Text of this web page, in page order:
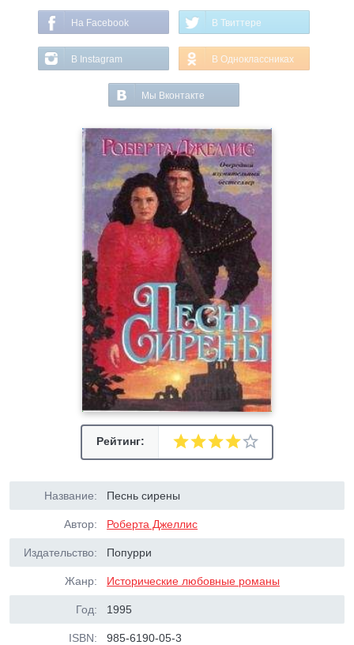
На Facebook В Твиттере
В Instagram В Одноклассниках
Мы Вконтакте
Рейтинг:
Название: Песнь сирены
Автор: Роберта Джеллис
Издательство: Попурри
Жанр: Исторические любовные романы
Год: 1995
ISBN: 985-6190-05-3